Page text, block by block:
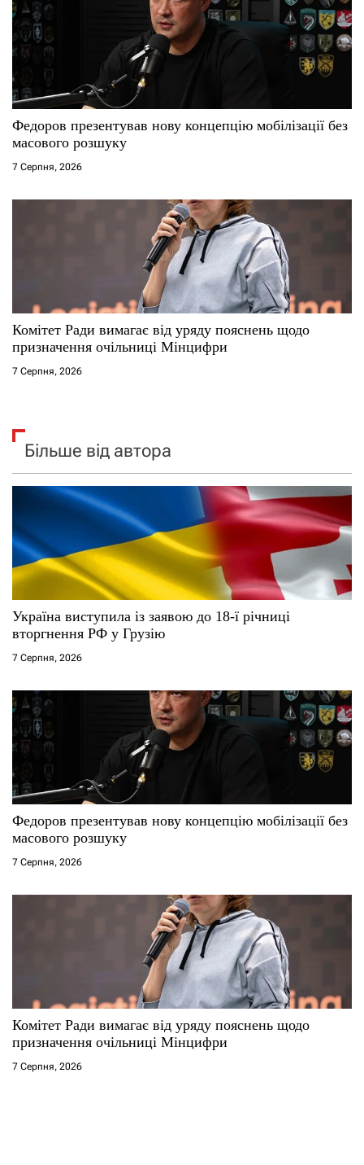
Федоров презентував нову концепцію мобілізації без
масового розшуку
7 Серпня, 2026
Комітет Ради вимагає від уряду пояснень щодо
призначення очільниці Мінцифри
7 Серпня, 2026
Більше від автора
Україна виступила із заявою до 18-ї річниці
вторгнення РФ у Грузію
7 Серпня, 2026
Федоров презентував нову концепцію мобілізації без
масового розшуку
7 Серпня, 2026
Комітет Ради вимагає від уряду пояснень щодо
призначення очільниці Мінцифри
7 Серпня, 2026